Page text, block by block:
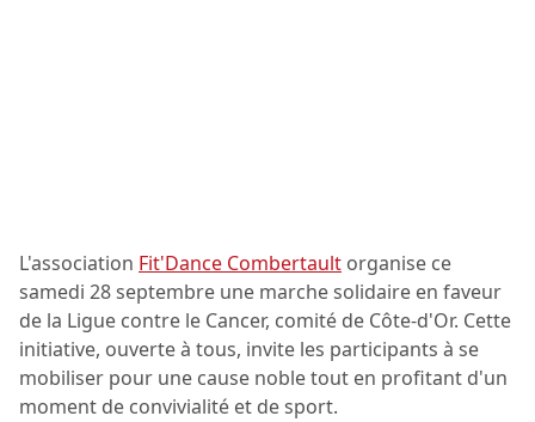
L'association Fit'Dance Combertault organise ce
samedi 28 septembre une marche solidaire en faveur
de la Ligue contre le Cancer, comité de Côte-d'Or. Cette
initiative, ouverte à tous, invite les participants à se
mobiliser pour une cause noble tout en profitant d'un
moment de convivialité et de sport.